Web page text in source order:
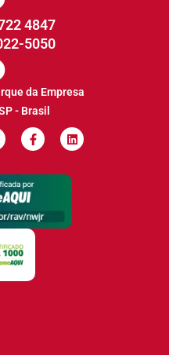
4847
5050
da Empresa
- Brasil